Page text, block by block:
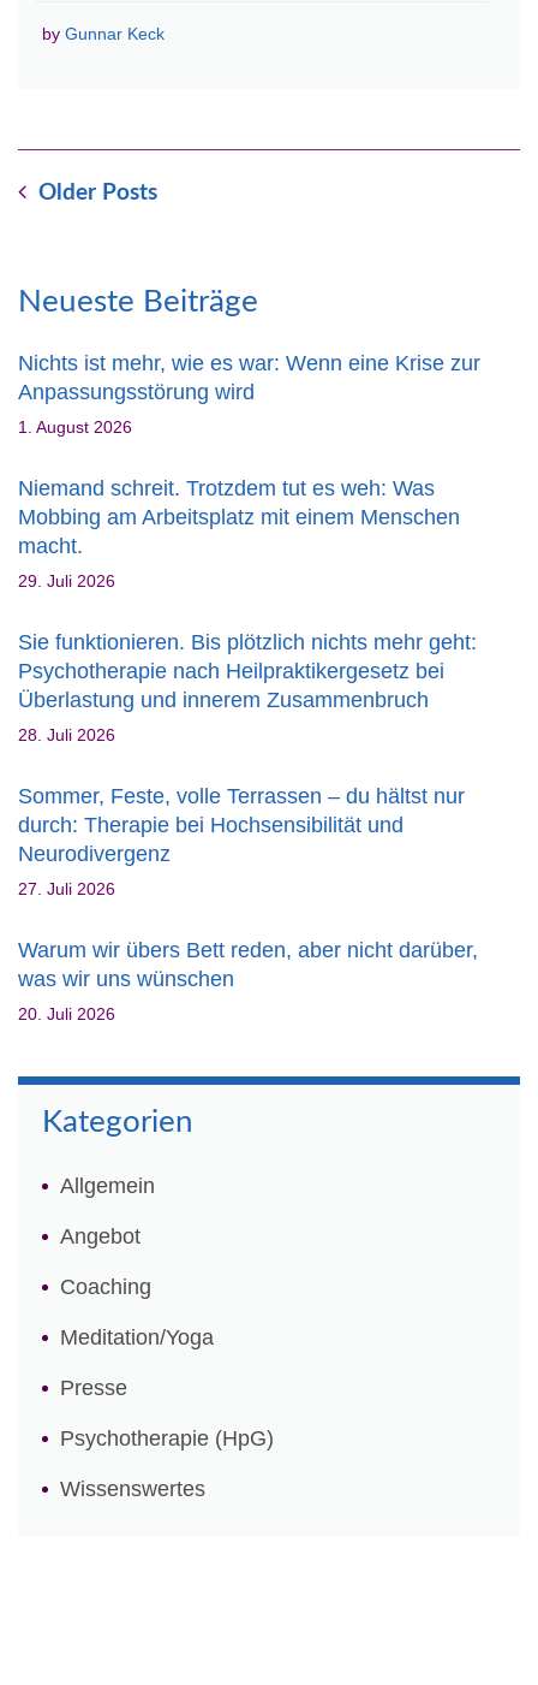
by Gunnar Keck
Older Posts
Neueste Beiträge
Nichts ist mehr, wie es war: Wenn eine Krise zur
Anpassungsstörung wird
1. August 2026
Niemand schreit. Trotzdem tut es weh: Was
Mobbing am Arbeitsplatz mit einem Menschen
macht.
29. Juli 2026
Sie funktionieren. Bis plötzlich nichts mehr geht:
Psychotherapie nach Heilpraktikergesetz bei
Überlastung und innerem Zusammenbruch
28. Juli 2026
Sommer, Feste, volle Terrassen – du hältst nur
durch: Therapie bei Hochsensibilität und
Neurodivergenz
27. Juli 2026
Warum wir übers Bett reden, aber nicht darüber,
was wir uns wünschen
20. Juli 2026
Kategorien
Allgemein
Angebot
Coaching
Meditation/Yoga
Presse
Psychotherapie (HpG)
Wissenswertes